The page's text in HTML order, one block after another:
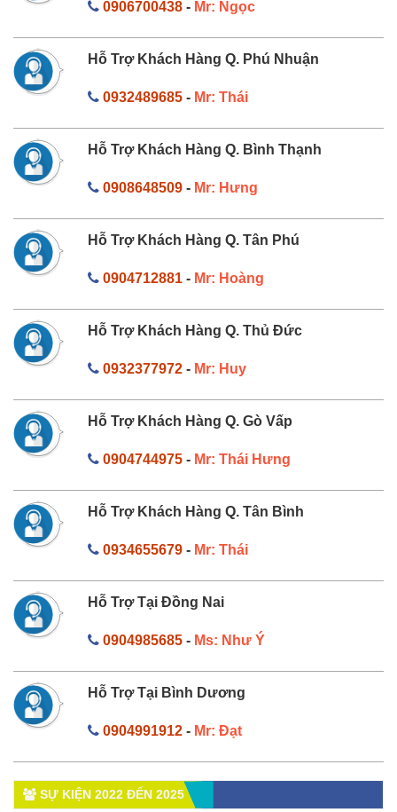
0906700438- Mr: Ngọc
Hỗ Trợ Khách Hàng Q. Phú Nhuận
0932489685- Mr: Thái
Hỗ Trợ Khách Hàng Q. Bình Thạnh
0908648509- Mr: Hưng
Hỗ Trợ Khách Hàng Q. Tân Phú
0904712881- Mr: Hoàng
Hỗ Trợ Khách Hàng Q. Thủ Đức
0932377972- Mr: Huy
Hỗ Trợ Khách Hàng Q. Gò Vấp
0904744975- Mr: Thái Hưng
Hỗ Trợ Khách Hàng Q. Tân Bình
0934655679- Mr: Thái
Hỗ Trợ Tại Đồng Nai
0904985685- Ms: Như Ý
Hỗ Trợ Tại Bình Dương
0904991912- Mr: Đạt
SỰ KIỆN 2022 ĐẾN 2025